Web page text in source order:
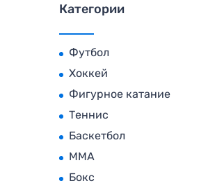
Категории
Футбол
Хоккей
Фигурное катание
Теннис
Баскетбол
MMA
Бокс